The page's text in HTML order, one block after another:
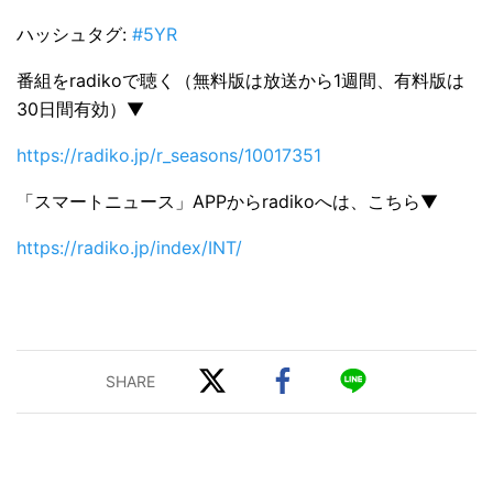
ハッシュタグ: #5YR
番組をradikoで聴く（無料版は放送から1週間、有料版は
30日間有効）▼
https://radiko.jp/r_seasons/10017351
「スマートニュース」APPからradikoへは、こちら▼
https://radiko.jp/index/INT/